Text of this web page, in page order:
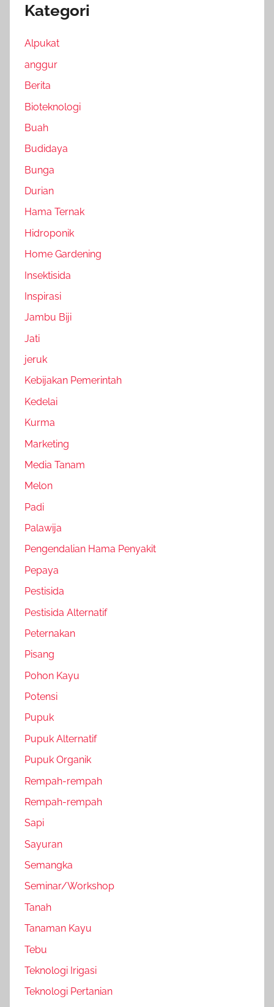
Kategori
Alpukat
anggur
Berita
Bioteknologi
Buah
Budidaya
Bunga
Durian
Hama Ternak
Hidroponik
Home Gardening
Insektisida
Inspirasi
Jambu Biji
Jati
jeruk
Kebijakan Pemerintah
Kedelai
Kurma
Marketing
Media Tanam
Melon
Padi
Palawija
Pengendalian Hama Penyakit
Pepaya
Pestisida
Pestisida Alternatif
Peternakan
Pisang
Pohon Kayu
Potensi
Pupuk
Pupuk Alternatif
Pupuk Organik
Rempah-rempah
Rempah-rempah
Sapi
Sayuran
Semangka
Seminar/Workshop
Tanah
Tanaman Kayu
Tebu
Teknologi Irigasi
Teknologi Pertanian